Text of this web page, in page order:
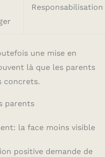
Responsabilisation
une mise en
là que les parents
concrets.
parents
la face moins visible
positive demande de